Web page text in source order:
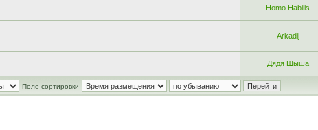
Homo Habilis
Arkadij
Дядя Шыша
Поле сортировки